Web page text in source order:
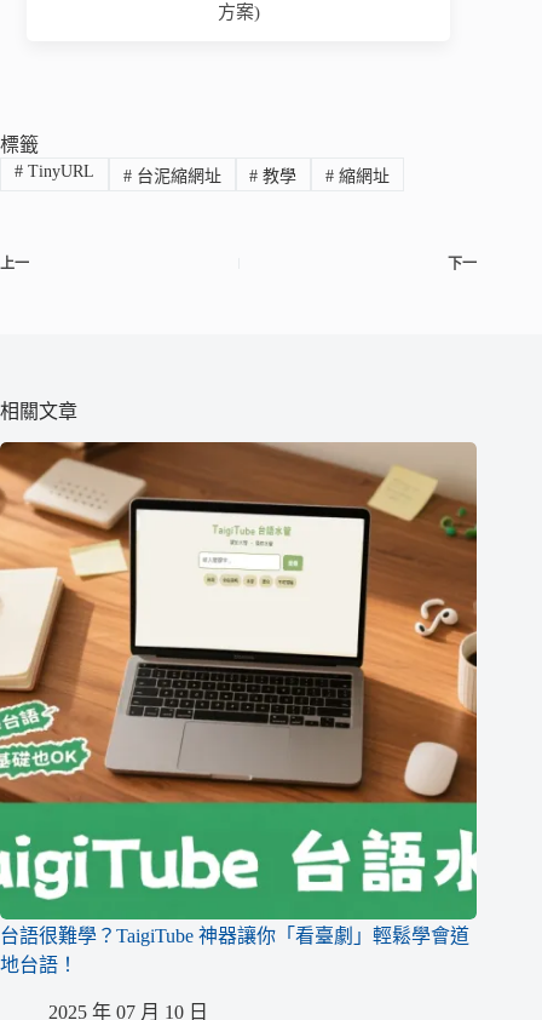
方案)
標籤
#TinyURL #台泥縮網址 # 教學 # 縮網址
上一 下一
相關文章
台語很難學？TaigiTube 神器讓你「看臺劇」輕鬆學會道
地台語！
2025 年 07 月 10 日